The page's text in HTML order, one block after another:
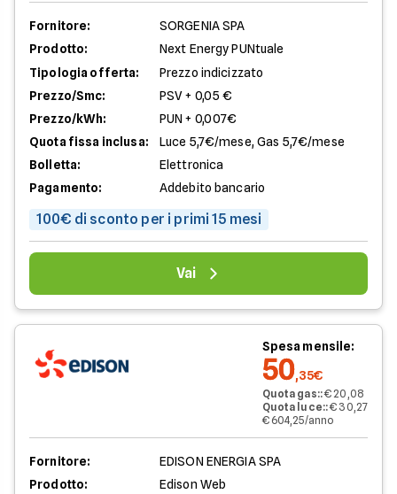
Fornitore:
SORGENIA SPA
Prodotto:
Next Energy PUNtuale
Tipologia offerta:
Prezzo indicizzato
Prezzo/Smc:
PSV + 0,05 €
Prezzo/kWh:
PUN + 0,007€
Quota fissa inclusa:
Luce 5,7€/mese, Gas 5,7€/mese
Bolletta:
Elettronica
Pagamento:
Addebito bancario
100€ di sconto per i primi 15 mesi
Vai
Spesa mensile:
50,35€
Quota gas::€ 20,08
Quota luce::€ 30,27
€ 604,25/anno
Fornitore:
EDISON ENERGIA SPA
Prodotto:
Edison Web